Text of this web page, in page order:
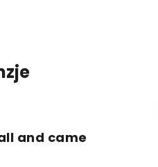
and came